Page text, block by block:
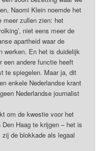
Naomi Klein noemde het
meer zullen zien: het
niet eens meer de
apartheid waar de
werken. En het is duidelijk
een andere functie heeft
te spiegelen. Maar ja, dit
enkele Nederlandse krant
Nederlandse journalist
om de kwestie voor het
Haag te krijgen – het is
de blokkade als legaal